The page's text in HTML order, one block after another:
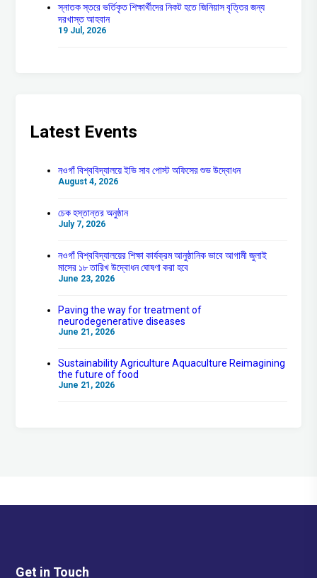
স্নাতক স্তরে ভর্তিকৃত শিক্ষার্থীদের নিকট হতে জিনিয়াস বৃত্তির জন্য
দরখাস্ত আহবান
19 Jul, 2026
Latest Events
নওগাঁ বিশ্ববিদ্যালয়ে ইভি সাব পোস্ট অফিসের শুভ উদ্বোধন
August 4, 2026
চেক হস্তান্তর অনুষ্ঠান
July 7, 2026
নওগাঁ বিশ্ববিদ্যালয়ের শিক্ষা কার্যক্রম আনুষ্ঠানিক ভাবে আগামী জুলাই
মাসের ১৮ তারিখ উদ্বোধন ঘোষণা করা হবে
June 23, 2026
Paving the way for treatment of
neurodegenerative diseases
June 21, 2026
Sustainability Agriculture Aquaculture Reimagining
the future of food
June 21, 2026
Get in Touch